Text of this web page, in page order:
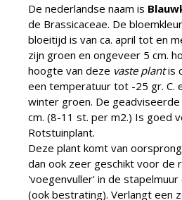
De nederlandse naam is
de Brassicaceae. De
bloeitijd is van ca. april tot en
zijn groen en ongeveer 5 cm.
hoogte van deze vaste plantis
een temperatuur tot -25 gr. C.
winter groen. De
cm. (8-11 st. per m2.) Is goed
Rotstuinplant.
Deze plant komt van
dan ook zeer geschikt voor de
'voegenvuller' in de
(ook bestrating). Verlangt een